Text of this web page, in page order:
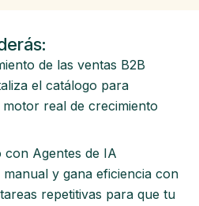
de las ventas B2B
el catálogo para
real de crecimiento
con Agentes de IA
y gana eficiencia con
repetitivas para que tu